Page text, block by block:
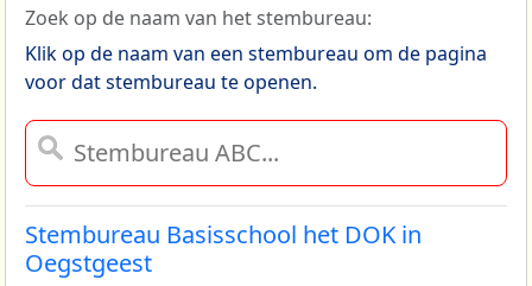
Zoek op de naam van het stembureau:
Klik op de naam van een stembureau om de pagina
voor dat stembureau te openen.
Stembureau Basisschool het DOK in
Oegstgeest